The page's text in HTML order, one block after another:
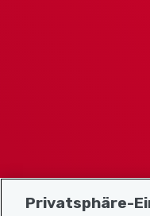
Privatsphäre-